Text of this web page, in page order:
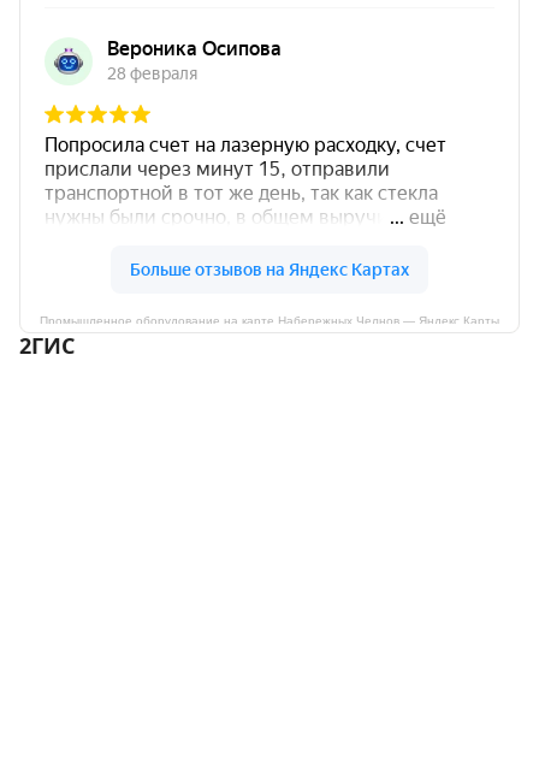
Промышленное оборудование на карте Набережных Челнов — Яндекс Карты
2ГИС